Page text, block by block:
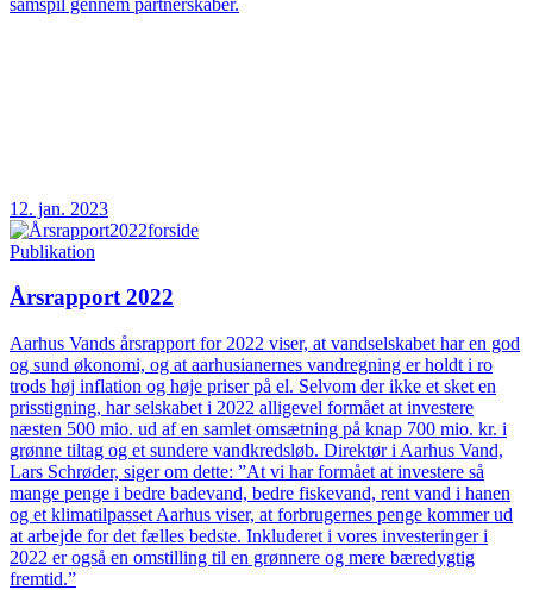
12. jan. 2023
Publikation
Årsrapport 2022
Aarhus Vands årsrapport for 2022 viser, at vandselskabet har en god
og sund økonomi, og at aarhusianernes vandregning er holdt i ro
trods høj inflation og høje priser på el. Selvom der ikke et sket en
prisstigning, har selskabet i 2022 alligevel formået at investere
næsten 500 mio. ud af en samlet omsætning på knap 700 mio. kr. i
grønne tiltag og et sundere vandkredsløb. Direktør i Aarhus Vand,
Lars Schrøder, siger om dette: ”At vi har formået at investere så
mange penge i bedre badevand, bedre fiskevand, rent vand i hanen
og et klimatilpasset Aarhus viser, at forbrugernes penge kommer ud
at arbejde for det fælles bedste. Inkluderet i vores investeringer i
2022 er også en omstilling til en grønnere og mere bæredygtig
fremtid.”